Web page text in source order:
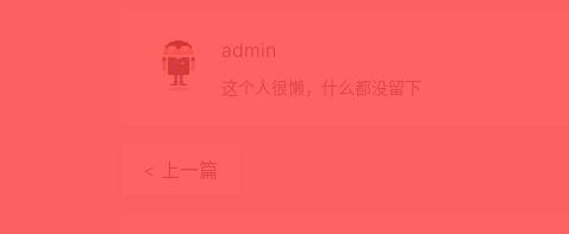
admin
这个人很懒，什么都没留下
< 上一篇